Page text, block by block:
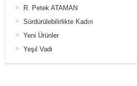
R. Petek ATAMAN
Sürdürülebilirlikte Kadın
Yeni Ürünler
Yeşil Vadi